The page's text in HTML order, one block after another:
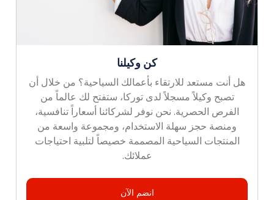
كن وكيلنا
هل أنت مستعد للارتقاء بأعمالك السياحية؟ من خلال أن
تصبح وكيلاً مسجلاً لدى توركا، ستفتح لك عالماً من
الفرص الحصرية. نحن نوفر لشركائنا أسعاراً تنافسية،
ومنصة حجز سهلة الاستخدام، ومجموعة واسعة من
المنتجات السياحية المصممة خصيصاً لتلبية احتياجات
عملائك.
انضم الآن